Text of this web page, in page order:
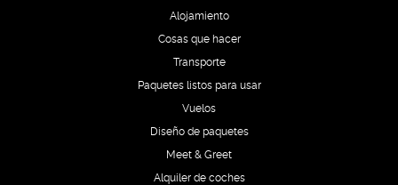
Alojamiento
Cosas que hacer
Transporte
Paquetes listos para usar
Vuelos
Diseño de paquetes
Meet & Greet
Alquiler de coches